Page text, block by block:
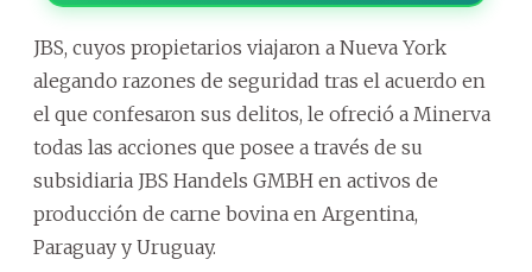
JBS, cuyos propietarios viajaron a Nueva York
alegando razones de seguridad tras el acuerdo en
el que confesaron sus delitos, le ofreció a Minerva
todas las acciones que posee a través de su
subsidiaria JBS Handels GMBH en activos de
producción de carne bovina en Argentina,
Paraguay y Uruguay.